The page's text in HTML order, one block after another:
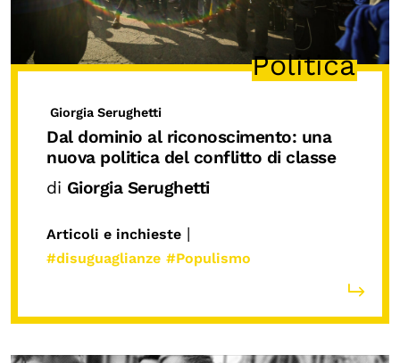
Politica
Giorgia Serughetti
Dal dominio al riconoscimento: una
nuova politica del conflitto di classe
di Giorgia Serughetti
Articoli e inchieste |
#disuguaglianze #Populismo